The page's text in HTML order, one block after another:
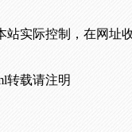
实际控制，在网址
转载请注明